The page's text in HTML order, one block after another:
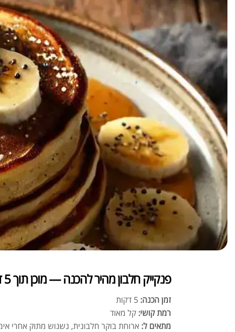
פנקייק חלבון מהיר להכנה — מוכן תוך 5 דקות בלבד!
זמן הכנה:
רמת קושי: קל מאוד
מתאים ל: ארוחת בוקר חלבונית, נשנוש מתוק אחרי